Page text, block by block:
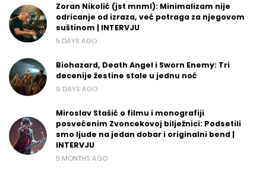
Zoran Nikolić (jst mnml): Minimalizam nije
odricanje od izraza, već potraga za njegovom
suštinom | INTERVJU
5 DAYS AGO
Biohazard, Death Angel i Sworn Enemy: Tri
decenije žestine stale u jednu noć
9 DAYS AGO
Miroslav Stašić o filmu i monografiji
posvećenim Zvoncekovoj bilježnici: Podsetili
smo ljude na jedan dobar i originalni bend |
INTERVJU
5 MONTHS AGO